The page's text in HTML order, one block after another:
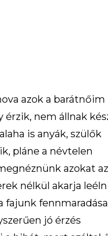
azok a barátnőim
érzik, nem állnak
is anyák, szülők
pláne a névtelen
azokat az
nélkül akarja
fajunk
jó érzés